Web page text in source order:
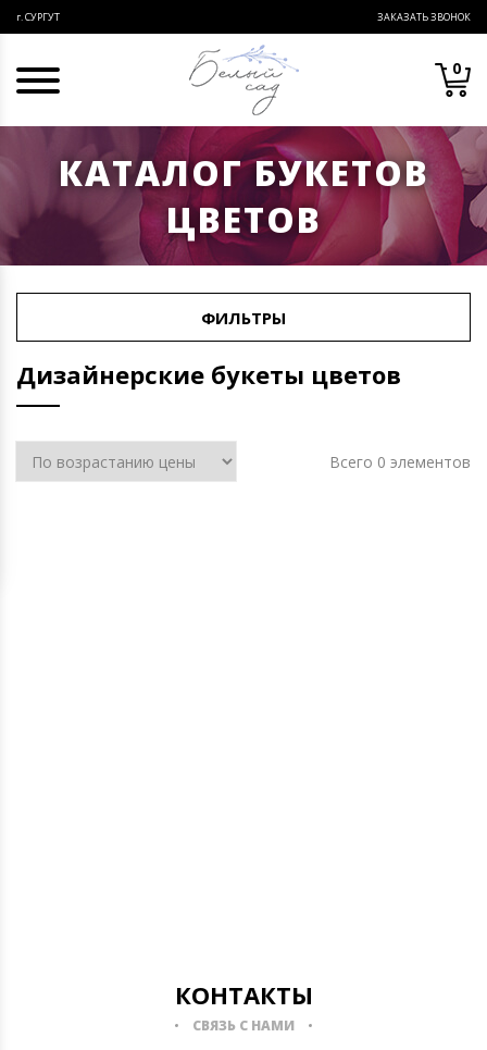
г. СУРГУТ ЗАКАЗАТЬ ЗВОНОК
0
КАТАЛОГ БУКЕТОВ
ЦВЕТОВ
ФИЛЬТРЫ
Дизайнерские букеты цветов
Всего 0 элементов
КОНТАКТЫ
СВЯЗЬ С НАМИ